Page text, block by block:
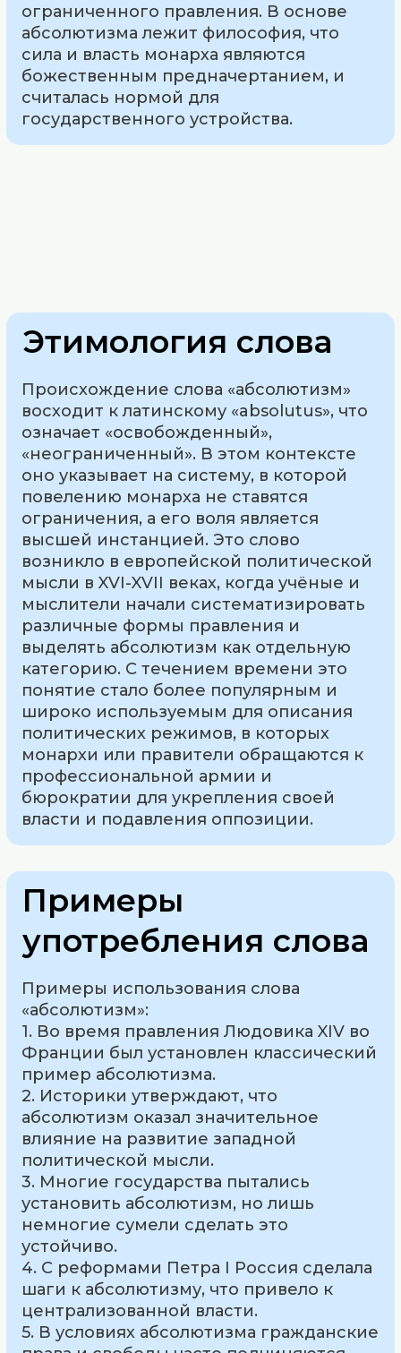
ограниченного правления. В основе
абсолютизма лежит философия, что
сила и власть монарха являются
божественным предначертанием, и
считалась нормой для
государственного устройства.
Этимология слова
Происхождение слова «абсолютизм»
восходит к латинскому «absolutus», что
означает «освобожденный»,
«неограниченный». В этом контексте
оно указывает на систему, в которой
повелению монарха не ставятся
ограничения, а его воля является
высшей инстанцией. Это слово
возникло в европейской политической
мысли в XVI-XVII веках, когда учёные и
мыслители начали систематизировать
различные формы правления и
выделять абсолютизм как отдельную
категорию. С течением времени это
понятие стало более популярным и
широко используемым для описания
политических режимов, в которых
монархи или правители обращаются к
профессиональной армии и
бюрократии для укрепления своей
власти и подавления оппозиции.
Примеры
употребления слова
Примеры использования слова
«абсолютизм»:
1. Во время правления Людовика XIV во
Франции был установлен классический
пример абсолютизма.
2. Историки утверждают, что
абсолютизм оказал значительное
влияние на развитие западной
политической мысли.
3. Многие государства пытались
установить абсолютизм, но лишь
немногие сумели сделать это
устойчиво.
4. С реформами Петра I Россия сделала
шаги к абсолютизму, что привело к
централизованной власти.
5. В условиях абсолютизма гражданские